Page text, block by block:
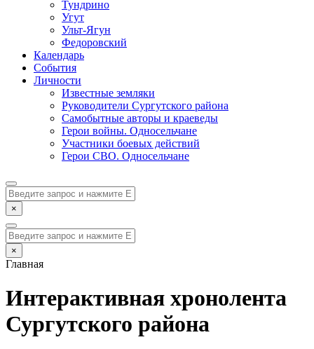
Тундрино
Угут
Ульт-Ягун
Федоровский
Календарь
События
Личности
Известные земляки
Руководители Сургутского района
Самобытные авторы и краеведы
Герои войны. Односельчане
Участники боевых действий
Герои СВО. Односельчане
×
×
Главная
Интерактивная хронолента
Сургутского района